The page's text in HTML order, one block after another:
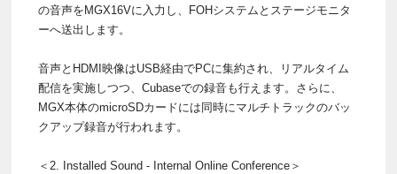
の音声をMGX16Vに入力し、FOHシステムとステージモニタ
ーへ送出します。
音声とHDMI映像はUSB経由でPCに集約され、リアルタイム
配信を実施しつつ、Cubaseでの録音も行えます。さらに、
MGX本体のmicroSDカードには同時にマルチトラックのバッ
クアップ録音が行われます。
＜2. Installed Sound - Internal Online Conference＞